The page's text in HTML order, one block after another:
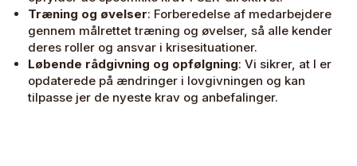
Træning og øvelser: Forberedelse af medarbejdere
gennem målrettet træning og øvelser, så alle kender
deres roller og ansvar i krisesituationer.
Løbende rådgivning og opfølgning: Vi sikrer, at I er
opdaterede på ændringer i lovgivningen og kan
tilpasse jer de nyeste krav og anbefalinger.